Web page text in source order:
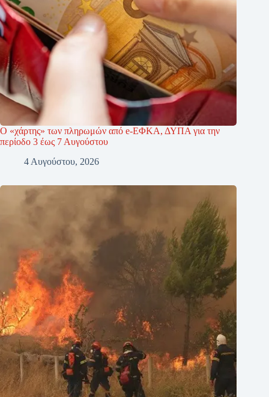
Ο «χάρτης» των πληρωμών από e-ΕΦΚΑ, ΔΥΠΑ για την
περίοδο 3 έως 7 Αυγούστου
4 Αυγούστου, 2026